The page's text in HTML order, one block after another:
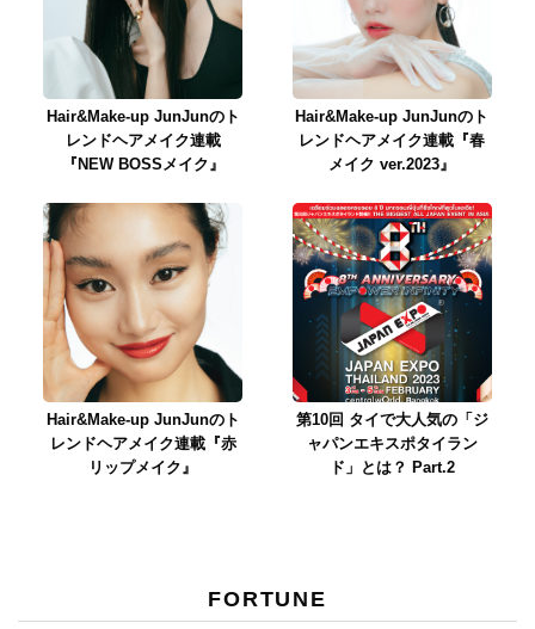
Hair&Make-up JunJunのト
レンドヘアメイク連載
『NEW BOSSメイク』
Hair&Make-up JunJunのト
レンドヘアメイク連載『春
メイク ver.2023』
Hair&Make-up JunJunのト
レンドヘアメイク連載『赤
リップメイク』
第10回 タイで大人気の「ジ
ャパンエキスポタイラン
ド」とは？ Part.2
FORTUNE